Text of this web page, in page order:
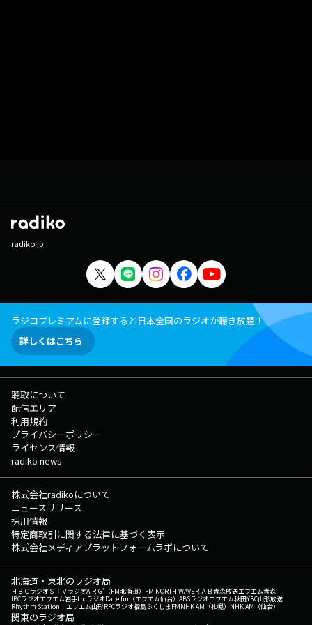
radiko.jp
ラジコプレミアムに登録すると日本全国のラジオが聴き放題！
詳しくはこちら
聴取について
配信エリア
利用規約
プライバシーポリシー
ライセンス情報
radiko news
株式会社radikoについて
ニュースリリース
採用情報
特定商取引に関する法律に基づく表示
株式会社メディアプラットフォームラボについて
北海道・東北のラジオ局
ＨＢＣラジオＳＴＶラジオAIR-G'（FM北海道） FM NORTH WAVEＲＡＢ青森放送エフエム青森
IBCラジオエフエム岩手tbcラジオDate fm（エフエム仙台） ABSラジオエフエム秋田YBC山形放送
Rhythm Station エフエム山形RFCラジオ福島ふくしまFMNHK AM（札幌） NHK AM（仙台）
関東のラジオ局